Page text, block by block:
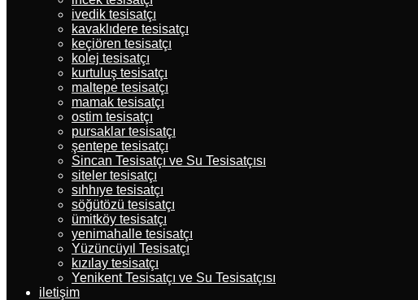
ivedik tesisatçı
kavaklıdere tesisatçı
keçiören tesisatçı
kolej tesisatçı
kurtuluş tesisatçı
maltepe tesisatçı
mamak tesisatçı
ostim tesisatçı
pursaklar tesisatçı
şentepe tesisatçı
Sincan Tesisatçı ve Su Tesisatçısı
siteler tesisatçı
sıhhıye tesisatçı
söğütözü tesisatçı
ümitköy tesisatçı
yenimahalle tesisatçı
Yüzüncüyıl Tesisatçı
kızılay tesisatçı
Yenikent Tesisatçı ve Su Tesisatçısı
iletişim